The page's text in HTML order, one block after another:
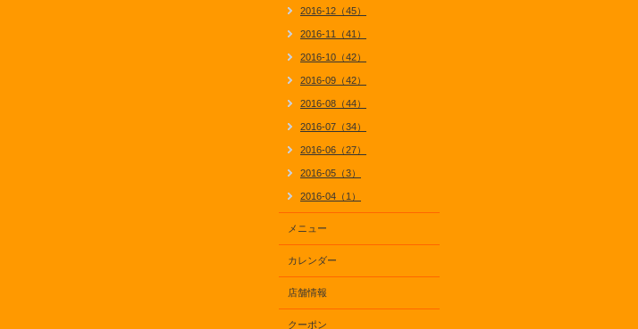
2016-12（45）
2016-11（41）
2016-10（42）
2016-09（42）
2016-08（44）
2016-07（34）
2016-06（27）
2016-05（3）
2016-04（1）
メニュー
カレンダー
店舗情報
クーポン